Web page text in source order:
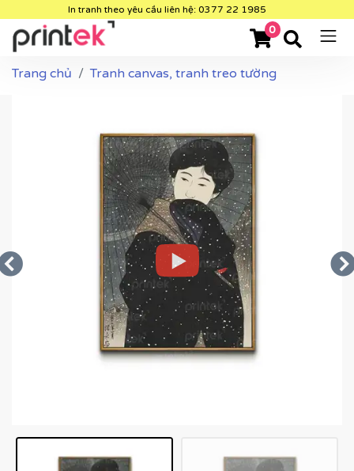
In tranh theo yêu cầu liên hệ: 0377 22 1985
0
Trang chủ Tranh canvas, tranh treo tường